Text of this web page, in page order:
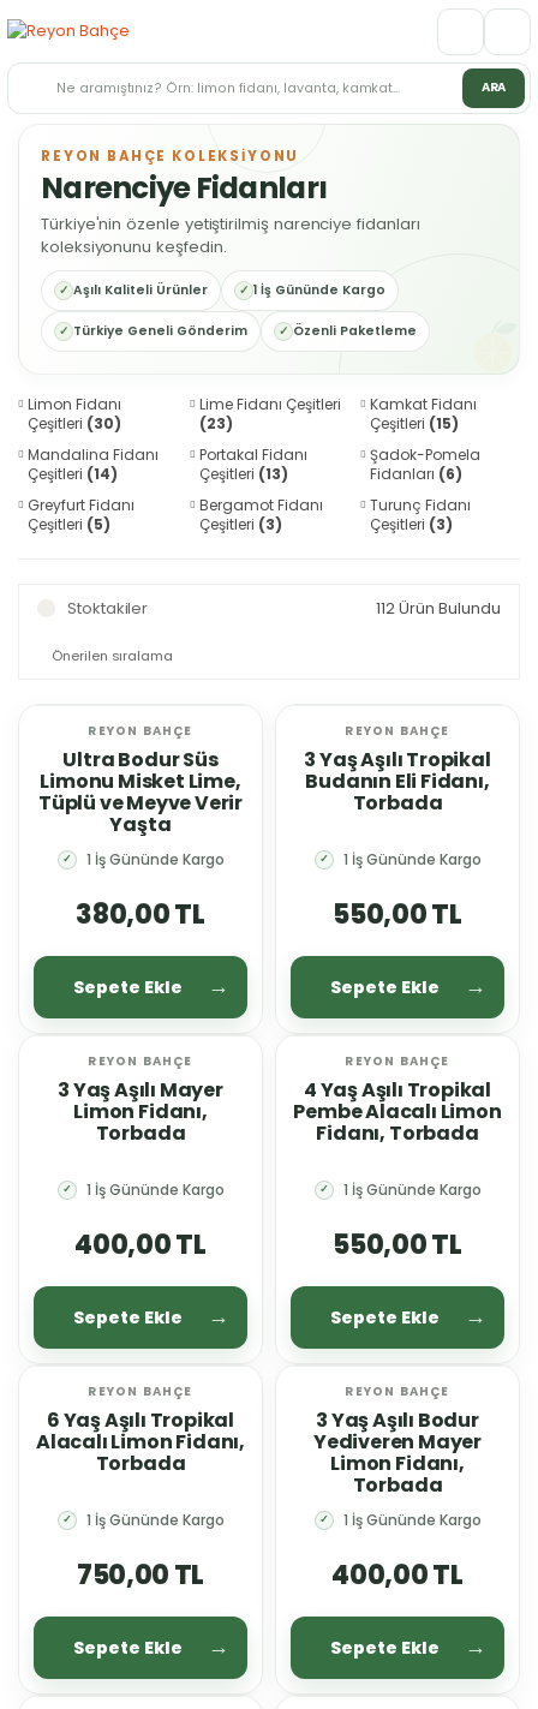
ARA
REYON BAHÇE KOLEKSİYONU
Narenciye Fidanları
Türkiye'nin özenle yetiştirilmiş narenciye fidanları
koleksiyonunu keşfedin.
Aşılı Kaliteli Ürünler 1 İş Gününde Kargo
Türkiye Geneli Gönderim Özenli Paketleme
Limon Fidanı
Çeşitleri (30)
Lime Fidanı Çeşitleri
(23)
Kamkat Fidanı
Çeşitleri (15)
Mandalina Fidanı
Çeşitleri (14)
Portakal Fidanı
Çeşitleri (13)
Şadok-Pomela
Fidanları (6)
Greyfurt Fidanı
Çeşitleri (5)
Bergamot Fidanı
Çeşitleri (3)
Turunç Fidanı
Çeşitleri (3)
Stoktakiler 112 Ürün Bulundu
REYON BAHÇE
Ultra Bodur Süs
Limonu Misket Lime,
Tüplü ve Meyve Verir
Yaşta
✓ 1 İş Gününde Kargo
380,00 TL
Sepete Ekle
REYON BAHÇE
3 Yaş Aşılı Tropikal
Budanın Eli Fidanı,
Torbada
✓ 1 İş Gününde Kargo
550,00 TL
Sepete Ekle
REYON BAHÇE
3 Yaş Aşılı Mayer
Limon Fidanı,
Torbada
✓ 1 İş Gününde Kargo
400,00 TL
Sepete Ekle
REYON BAHÇE
4 Yaş Aşılı Tropikal
Pembe Alacalı Limon
Fidanı, Torbada
✓ 1 İş Gününde Kargo
550,00 TL
Sepete Ekle
REYON BAHÇE
6 Yaş Aşılı Tropikal
Alacalı Limon Fidanı,
Torbada
✓ 1 İş Gününde Kargo
750,00 TL
Sepete Ekle
REYON BAHÇE
3 Yaş Aşılı Bodur
Yediveren Mayer
Limon Fidanı,
Torbada
✓ 1 İş Gününde Kargo
400,00 TL
Sepete Ekle